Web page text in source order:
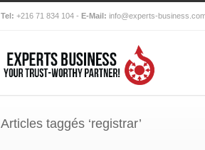
Tel: +216 71 834 104 - E-Mail: info@experts-
Articles taggés ‘registrar’